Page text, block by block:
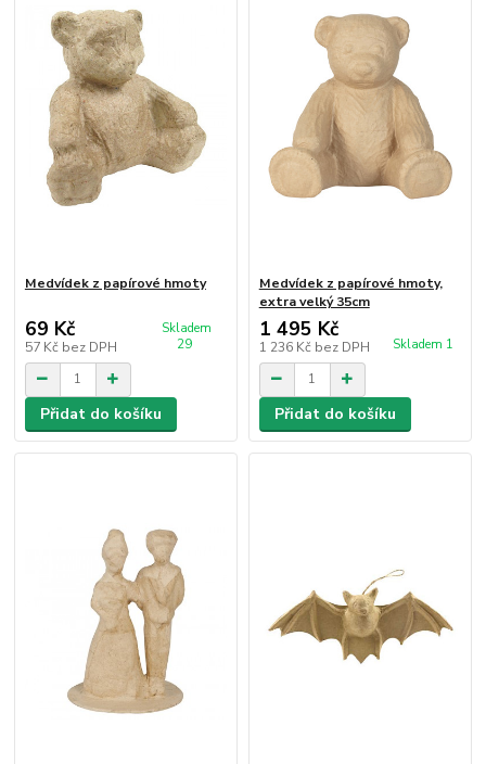
Medvídek z papírové hmoty
69 Kč
57 Kč bez DPH
Skladem
29
Přidat do košíku
Medvídek z papírové hmoty,
extra velký 35cm
1 495 Kč
1 236 Kč bez DPH Skladem 1
Přidat do košíku